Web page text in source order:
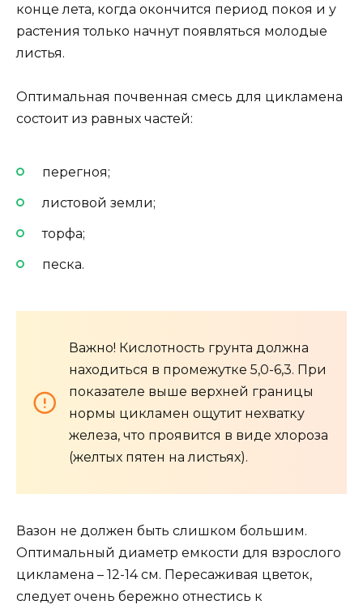
конце лета, когда окончится период покоя и у
растения только начнут появляться молодые
листья.
Оптимальная почвенная смесь для цикламена
состоит из равных частей:
перегноя;
листовой земли;
торфа;
песка.
Важно! Кислотность грунта должна
находиться в промежутке 5,0-6,3. При
показателе выше верхней границы
нормы цикламен ощутит нехватку
железа, что проявится в виде хлороза
(желтых пятен на листьях).
Вазон не должен быть слишком большим.
Оптимальный диаметр емкости для взрослого
цикламена – 12-14 см. Пересаживая цветок,
следует очень бережно отнестись к